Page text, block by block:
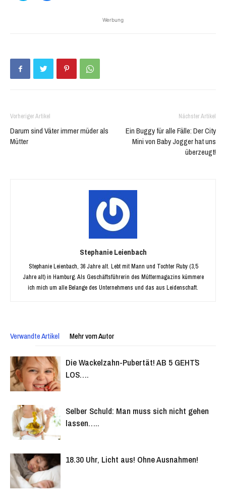
Werbung
Vorheriger Artikel
Darum sind Väter immer müder als
Mütter
Nächster Artikel
Ein Buggy für alle Fälle: Der City
Mini von Baby Jogger hat uns
überzeugt!
Stephanie Leienbach
Stephanie Leienbach, 36 Jahre alt. Lebt mit Mann und Tochter Ruby (3,5
Jahre alt) in Hamburg. Als Geschäftsführerin des Müttermagazins kümmere
ich mich um alle Belange des Unternehmens und das aus Leidenschaft.
Verwandte Artikel Mehr vom Autor
Die Wackelzahn-Pubertät! AB 5 GEHT´S
LOS….
Selber Schuld: Man muss sich nicht gehen
lassen…..
18.30 Uhr, Licht aus! Ohne Ausnahmen!